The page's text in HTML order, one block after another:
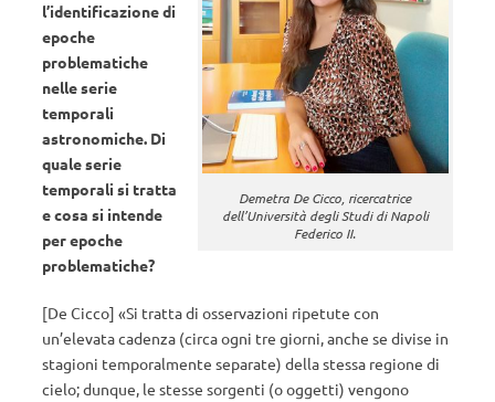
Demetra De Cicco, ricercatrice
dell’Università degli Studi di Napoli
Federico II.
l’identificazione di
epoche
problematiche
nelle serie
temporali
astronomiche. Di
quale serie
temporali si tratta
e cosa si intende
per epoche
problematiche?
[De Cicco] «Si tratta di osservazioni ripetute con
un’elevata cadenza (circa ogni tre giorni, anche se divise in
stagioni temporalmente separate) della stessa regione di
cielo; dunque, le stesse sorgenti (o oggetti) vengono